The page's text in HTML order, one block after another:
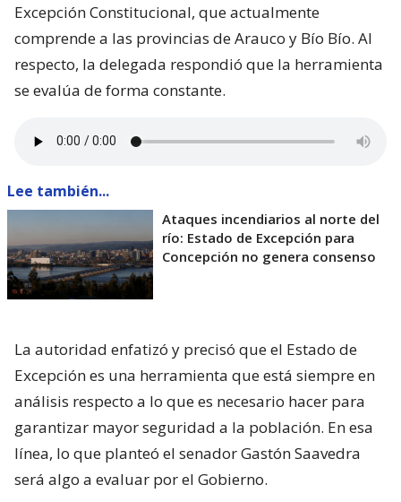
Excepción Constitucional, que actualmente
comprende a las provincias de Arauco y Bío Bío. Al
respecto, la delegada respondió que la herramienta
se evalúa de forma constante.
Lee también...
Ataques incendiarios al norte del
río: Estado de Excepción para
Concepción no genera consenso
La autoridad enfatizó y precisó que el Estado de
Excepción es una herramienta que está siempre en
análisis respecto a lo que es necesario hacer para
garantizar mayor seguridad a la población. En esa
línea, lo que planteó el senador Gastón Saavedra
será algo a evaluar por el Gobierno.